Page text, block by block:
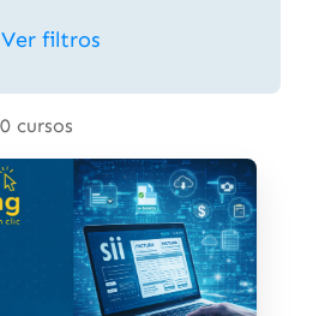
Ver filtros
cursos